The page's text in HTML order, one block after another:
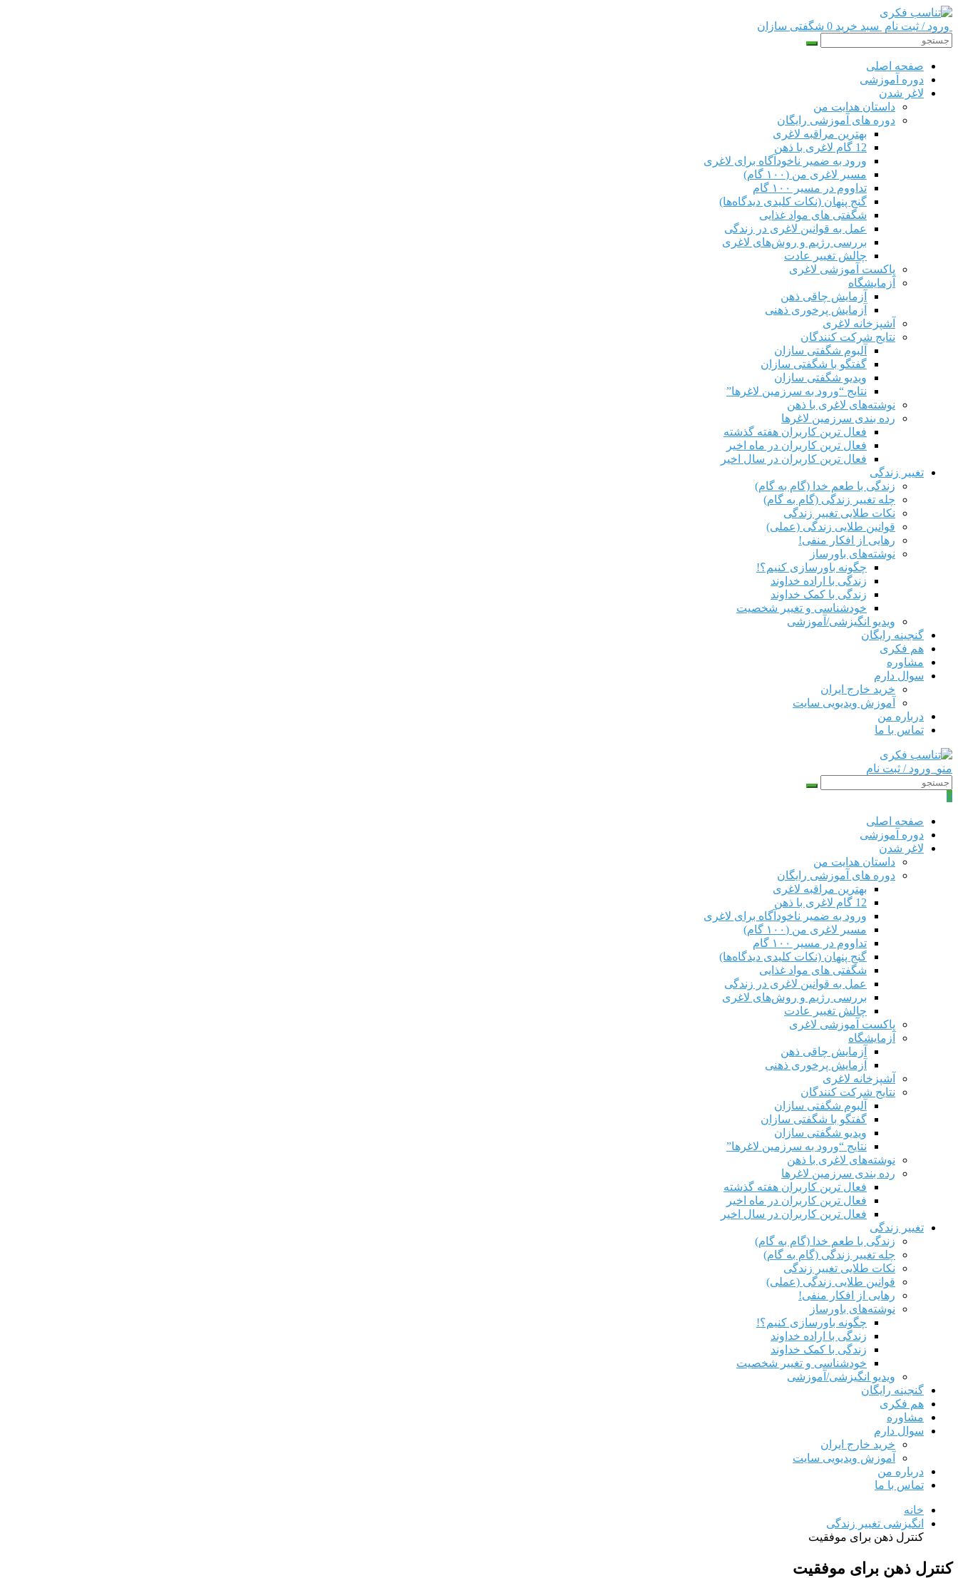
ورود / ثبت نام سبد خرید 0 شگفتی سازان
صفحه اصلی
دوره‌ آموزشی
لاغر شدن
داستان هدایت من
دوره های آموزشی رایگان
بهترین مراقبه لاغری
12 گام لاغری با ذهن
ورود به ضمیر ناخودآگاه برای لاغری
مسیر لاغری من (۱۰۰ گام)
تداووم در مسیر ۱۰۰ گام
گنج پنهان (نکات کلیدی دیدگاه‌ها)
شگفتی های مواد غذایی
عمل به قوانین لاغری در زندگی
بررسی رژیم‌ و روش‌های لاغری
چالش تغییر عادت
پاکست آموزشی لاغری
آزمایشگاه
آزمایش چاقی ذهن
آزمایش پرخوری ذهنی
آشپزخانه لاغری
نتایج شرکت کنندگان
آلبوم شگفتی سازان
گفتگو با شگفتی سازان
ویدیو شگفتی سازان
نتایج “ورود به سرزمین لاغرها”
نوشته‌های لاغری با ذهن
رده بندی سرزمین لاغرها
فعال ترین کاربران هفته گذشته
فعال ترین کاربران در ماه اخیر
فعال ترین کاربران در سال اخیر
تغییر زندگی
زندگی با طعم خدا (گام به گام)
چله تغییر زندگی (گام به گام)
نکات طلایی تغییر زندگی
قوانین طلایی زندگی (عملی)
رهایی از افکار منفی!
نوشته‌های باورساز
چگونه باورسازی کنیم؟!
زندگی با اراده خداوند
زندگی با کمک خداوند
خودشناسی و تغییر شخصیت
ویدیو انگیزشی/آموزشی
گنجینه رایگان
هم‌ فکری
مشاوره
سوال دارم
خرید خارج ایران
آموزش ویدیویی سایت
درباره من
تماس با ما
منو ورود / ثبت نام
0
صفحه اصلی
دوره‌ آموزشی
لاغر شدن
داستان هدایت من
دوره های آموزشی رایگان
بهترین مراقبه لاغری
12 گام لاغری با ذهن
ورود به ضمیر ناخودآگاه برای لاغری
مسیر لاغری من (۱۰۰ گام)
تداووم در مسیر ۱۰۰ گام
گنج پنهان (نکات کلیدی دیدگاه‌ها)
شگفتی های مواد غذایی
عمل به قوانین لاغری در زندگی
بررسی رژیم‌ و روش‌های لاغری
چالش تغییر عادت
پاکست آموزشی لاغری
آزمایشگاه
آزمایش چاقی ذهن
آزمایش پرخوری ذهنی
آشپزخانه لاغری
نتایج شرکت کنندگان
آلبوم شگفتی سازان
گفتگو با شگفتی سازان
ویدیو شگفتی سازان
نتایج “ورود به سرزمین لاغرها”
نوشته‌های لاغری با ذهن
رده بندی سرزمین لاغرها
فعال ترین کاربران هفته گذشته
فعال ترین کاربران در ماه اخیر
فعال ترین کاربران در سال اخیر
تغییر زندگی
زندگی با طعم خدا (گام به گام)
چله تغییر زندگی (گام به گام)
نکات طلایی تغییر زندگی
قوانین طلایی زندگی (عملی)
رهایی از افکار منفی!
نوشته‌های باورساز
چگونه باورسازی کنیم؟!
زندگی با اراده خداوند
زندگی با کمک خداوند
خودشناسی و تغییر شخصیت
ویدیو انگیزشی/آموزشی
گنجینه رایگان
هم‌ فکری
مشاوره
سوال دارم
خرید خارج ایران
آموزش ویدیویی سایت
درباره من
تماس با ما
خانه
انگیزشی تغییر زندگی
کنترل ذهن برای موفقیت
کنترل ذهن برای موفقیت